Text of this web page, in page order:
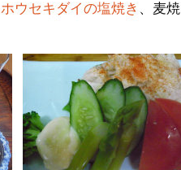
ホウセキダイの塩焼き 、麦焼